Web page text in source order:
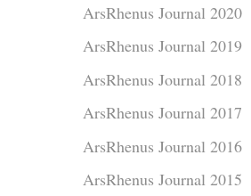
ArsRhenus Journal 2020
ArsRhenus Journal 2019
ArsRhenus Journal 2018
ArsRhenus Journal 2017
ArsRhenus Journal 2016
ArsRhenus Journal 2015